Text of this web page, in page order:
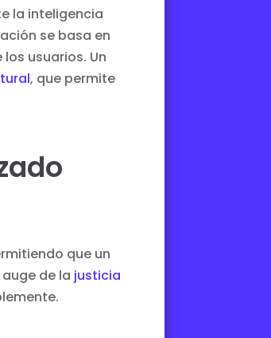
la inteligencia
se basa en
usuarios. Un
, que permite
que un
de la justicia